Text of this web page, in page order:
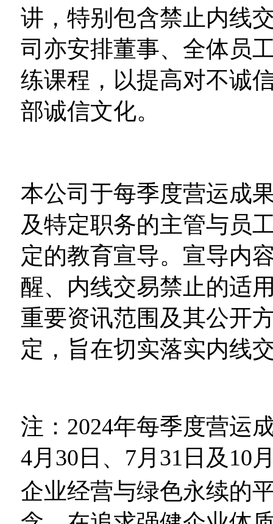
讲，特别包含禁止内线
司亦安排董事、全体员
练课程，以提高对不诚
部诚信文化。
本公司于每季度营运成
及特定职务的主管与员
定的教育宣导。宣导内
醒、内线交易禁止的适
重要资讯范围及其公开
定，旨在切实落实内线
注：2024年每季度营运
4月30日、7月31日及10
企业经营与绿色永续的